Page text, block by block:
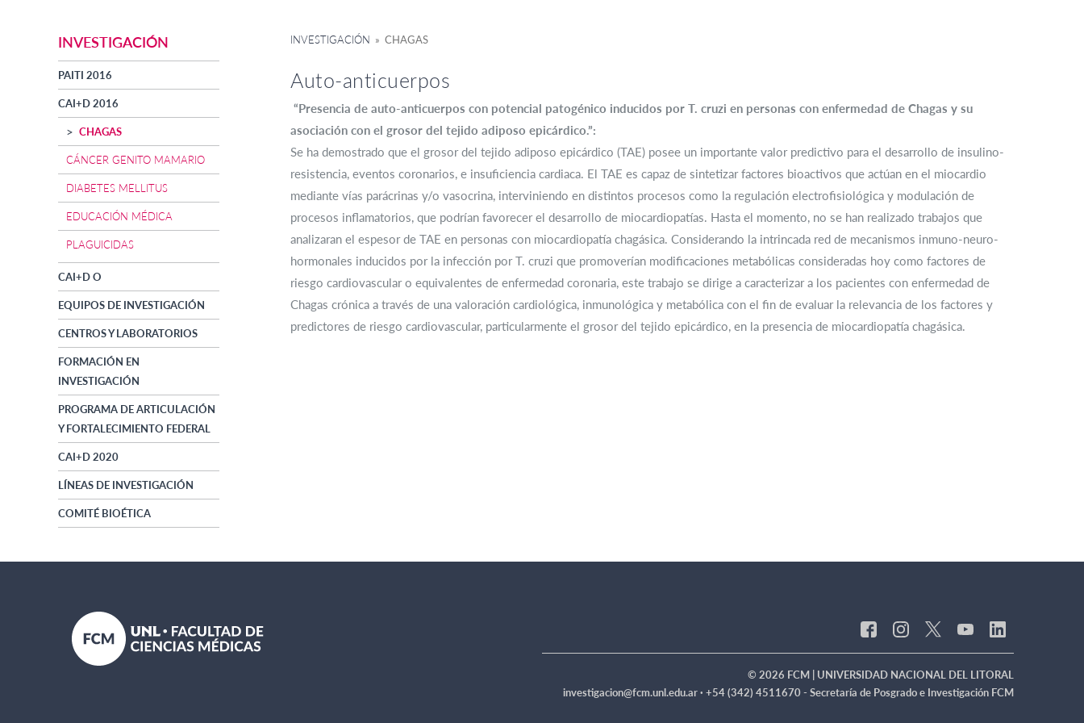
INVESTIGACIÓN
PAITI 2016
CAI+D 2016
CHAGAS
CÁNCER GENITO MAMARIO
DIABETES MELLITUS
EDUCACIÓN MÉDICA
PLAGUICIDAS
CAI+D O
EQUIPOS DE INVESTIGACIÓN
CENTROS Y LABORATORIOS
FORMACIÓN EN
INVESTIGACIÓN
PROGRAMA DE ARTICULACIÓN
Y FORTALECIMIENTO FEDERAL
CAI+D 2020
LÍNEAS DE INVESTIGACIÓN
COMITÉ BIOÉTICA
INVESTIGACIÓN » CHAGAS
Auto-anticuerpos
“Presencia de auto-anticuerpos con potencial patogénico inducidos por T. cruzi en personas con enfermedad de Chagas y su
asociación con el grosor del tejido adiposo epicárdico.”:
Se ha demostrado que el grosor del tejido adiposo epicárdico (TAE) posee un importante valor predictivo para el desarrollo de insulino-
resistencia, eventos coronarios, e insuficiencia cardiaca. El TAE es capaz de sintetizar factores bioactivos que actúan en el miocardio
mediante vías parácrinas y/o vasocrina, interviniendo en distintos procesos como la regulación electrofisiológica y modulación de
procesos inflamatorios, que podrían favorecer el desarrollo de miocardiopatías. Hasta el momento, no se han realizado trabajos que
analizaran el espesor de TAE en personas con miocardiopatía chagásica. Considerando la intrincada red de mecanismos inmuno-neuro-
hormonales inducidos por la infección por T. cruzi que promoverían modificaciones metabólicas consideradas hoy como factores de
riesgo cardiovascular o equivalentes de enfermedad coronaria, este trabajo se dirige a caracterizar a los pacientes con enfermedad de
Chagas crónica a través de una valoración cardiológica, inmunológica y metabólica con el fin de evaluar la relevancia de los factores y
predictores de riesgo cardiovascular, particularmente el grosor del tejido epicárdico, en la presencia de miocardiopatía chagásica.
© 2026 FCM | UNIVERSIDAD NACIONAL DEL LITORAL
investigacion@fcm.unl.edu.ar · +54 (342) 4511670 - Secretaría de Posgrado e Investigación FCM